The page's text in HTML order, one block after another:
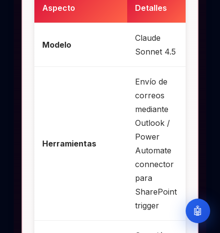
Aspecto Detalles
Modelo
Claude
Sonnet 4.5
Herramientas
Envío de
correos
mediante
Outlook /
Power
Automate
connector
para
SharePoint
trigger
🤖